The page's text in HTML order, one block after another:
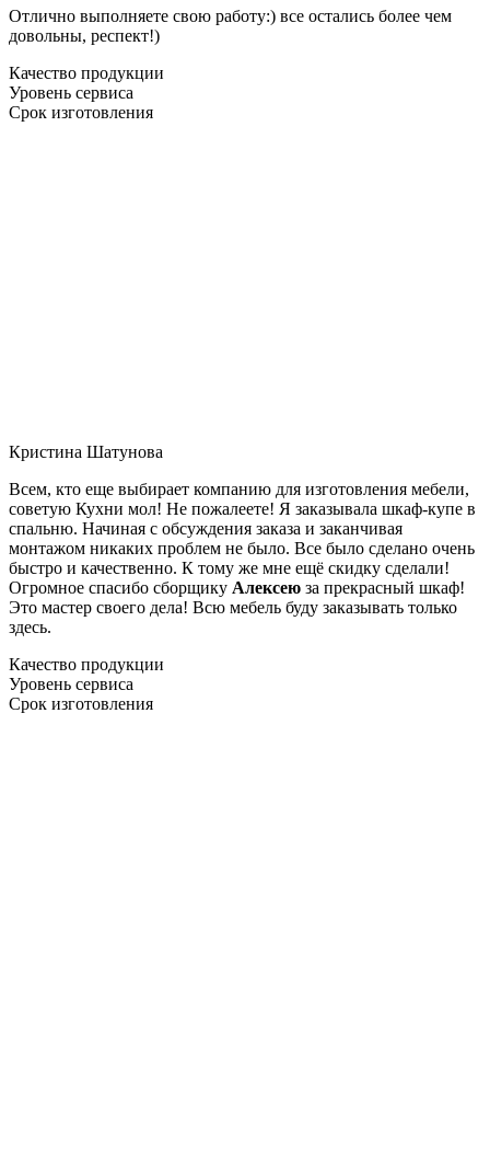
Отлично выполняете свою работу:) все остались более чем
довольны, респект!)
Качество продукции
Уровень сервиса
Срок изготовления
Кристина Шатунова
Всем, кто еще выбирает компанию для изготовления мебели,
советую Кухни мол! Не пожалеете! Я заказывала шкаф-купе в
спальню. Начиная с обсуждения заказа и заканчивая
монтажом никаких проблем не было. Все было сделано очень
быстро и качественно. К тому же мне ещё скидку сделали!
Огромное спасибо сборщику Алексею за прекрасный шкаф!
Это мастер своего дела! Всю мебель буду заказывать только
здесь.
Качество продукции
Уровень сервиса
Срок изготовления